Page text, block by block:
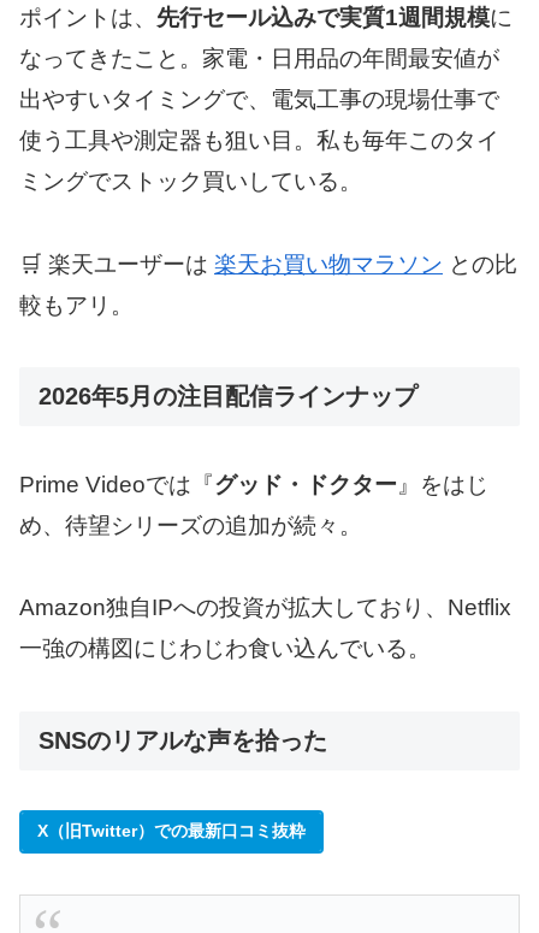
ポイントは、 先行セール込みで実質1週間規模に
なってきたこと。家電・日用品の年間最安値が
出やすいタイミングで、電気工事の現場仕事で
使う工具や測定器も狙い目。私も毎年このタイ
ミングでストック買いしている。
🛒 楽天ユーザーは 楽天お買い物マラソン との比
較もアリ。
2026年5月の注目配信ラインナップ
Prime Videoでは『グッド・ドクター 』をはじ
め、待望シリーズの追加が続々。
Amazon独自IPへの投資が拡大しており、Netflix
一強の構図にじわじわ食い込んでいる。
SNSのリアルな声を拾った
X（旧Twitter）での最新口コミ抜粋